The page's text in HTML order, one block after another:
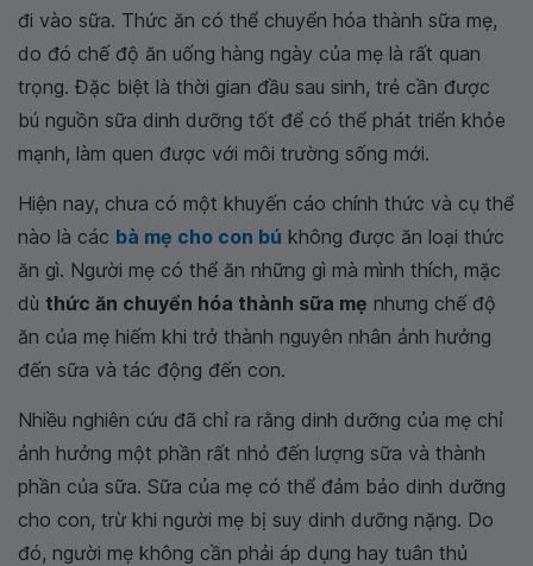
đi vào sữa. Thức ăn có thể chuyển hóa thành sữa mẹ,
do đó chế độ ăn uống hàng ngày của mẹ là rất quan
trọng. Đặc biệt là thời gian đầu sau sinh, trẻ cần được
bú nguồn sữa dinh dưỡng tốt để có thể phát triển khỏe
mạnh, làm quen được với môi trường sống mới.
Hiện nay, chưa có một khuyến cáo chính thức và cụ thể
nào là các bà mẹ cho con bú không được ăn loại thức
ăn gì. Người mẹ có thể ăn những gì mà mình thích, mặc
dù thức ăn chuyển hóa thành sữa mẹ nhưng chế độ
ăn của mẹ hiếm khi trở thành nguyên nhân ảnh hưởng
đến sữa và tác động đến con.
Nhiều nghiên cứu đã chỉ ra rằng dinh dưỡng của mẹ chỉ
ảnh hưởng một phần rất nhỏ đến lượng sữa và thành
phần của sữa. Sữa của mẹ có thể đảm bảo dinh dưỡng
cho con, trừ khi người mẹ bị suy dinh dưỡng nặng. Do
đó, người mẹ không cần phải áp dụng hay tuân thủ